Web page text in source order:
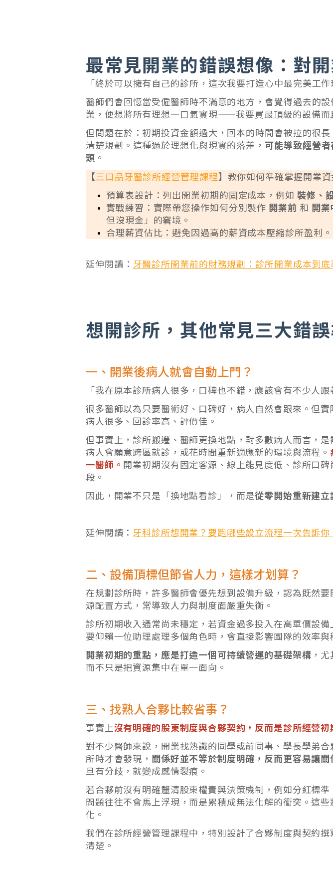
最常見開業的錯誤想像：對
「終於可以擁有自己的診所，這次我要打造心中最完美工
醫師們會回憶當受僱醫師時不滿意的地方，會覺得過去的
業，便想將所有理想一口氣實現——我要買最頂級的設備而
但問題在於：初期投資金額過大，回本的時間會被拉的很
清楚規劃。這種過於理想化與現實的落差， 可能導致經營
頭 。
【三口品牙醫診所經營管理課程】教你如何準確掌握開業
預算表設計：列出開業初期的固定成本，例如 裝修、
實戰練習：實際帶您操作如何分別製作 開業前 和 開業
但沒現金」的窘境。
合理薪資佔比：避免因過高的薪資成本壓縮診所盈利。
延伸閱讀： 牙醫診所開業前的財務規劃：診所開業成本到底
想開診所，其他常見三大錯
一、開業後病人就會自動上門？
「我在原本診所病人很多，口碑也不錯，應該會有不少人跟
很多醫師以為只要醫術好、口碑好，病人自然會跟來。但
病人很多、回診率高、評價佳。
但事實上，診所搬遷、醫師更換地點，對多數病人而言，
病人會願意跨區就診，或花時間重新適應新的環境與流程。
一醫師。 開業初期沒有固定客源、線上能見度低、診所口
段。
因此，開業不只是「換地點看診」，而是從零開始重新建立
延伸閱讀： 牙科診所想開業？要跑哪些設立流程一次告訴你
二、設備頂標但節省人力，這樣才划算？
在規劃診所時，許多醫師會優先想到設備升級，認為既然
源配置方式，常導致人力與制度面嚴重失衡。
診所初期收入通常尚未穩定，若資金過多投入在高單價設
要仰賴一位助理處理多個角色時，會直接影響團隊的效率
開業初期的重點，應是打造一個可持續營運的基礎架構 ，
而不只是把資源集中在單一面向。
三、找熟人合夥比較省事？
事實上沒有明確的股東制度與合夥契約，反而是診所經營
對不少醫師來說，開業找熟識的同學或前同事、學長學弟
所時才會發現， 關係好並不等於制度明確，反而更容易讓關
旦有分歧，就變成感情裂痕。
若合夥前沒有明確釐清股東權責與決策機制，例如分紅標
問題往往不會馬上浮現，而是累積成無法化解的衝突。這
化。
我們在診所經營管理課程中，特別設計了合夥制度與契約
清楚。